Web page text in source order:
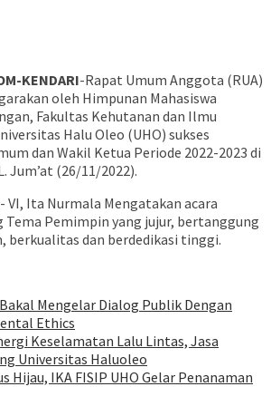
KENDARI-Rapat Umum Anggota (RUA)
oleh Himpunan Mahasiswa
Fakultas Kehutanan dan Ilmu
Halu Oleo (UHO) sukses
dan Wakil Ketua Periode 2022-2023 di
Jum’at (26/11/2022).
VI, Ita Nurmala Mengatakan acara
Pemimpin yang jujur, bertanggung
berkualitas dan berdedikasi tinggi.
Mengelar Dialog Publik Dengan
Ethics
Keselamatan Lalu Lintas, Jasa
Universitas Haluoleo
Hijau, IKA FISIP UHO Gelar Penanaman